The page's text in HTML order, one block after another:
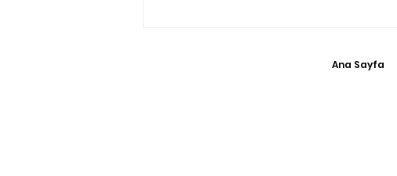
Ana Sayfa